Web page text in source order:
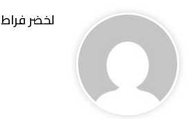
لخضر فراط